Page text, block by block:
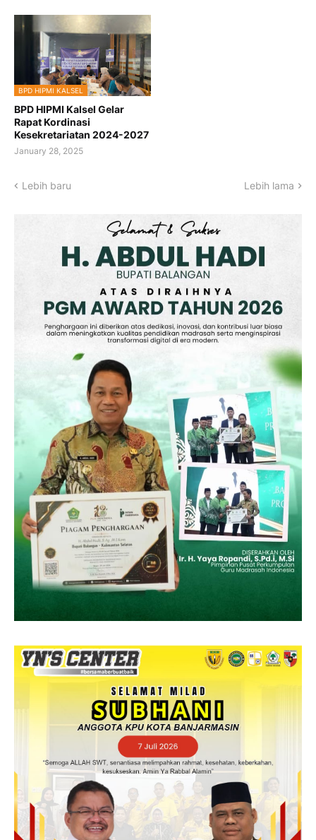
BPD HIPMI KALSEL
BPD HIPMI Kalsel Gelar
Rapat Kordinasi
Kesekretariatan 2024-2027
January 28, 2025
Lebih baru Lebih lama